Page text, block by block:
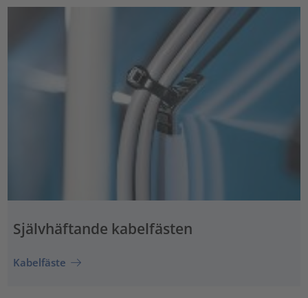
Självhäftande kabelfästen
Kabelfäste